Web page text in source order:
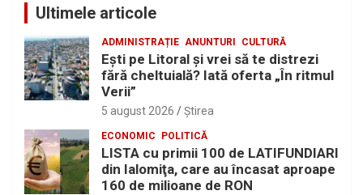
Ultimele articole
ADMINISTRAȚIE ANUNTURI CULTURĂ
Eşti pe Litoral şi vrei să te distrezi
fără cheltuială? Iată oferta „În ritmul
Verii”
5 august 2026 Ştirea
ECONOMIC POLITICĂ
LISTA cu primii 100 de LATIFUNDIARI
din Ialomiţa, care au încasat aproape
160 de milioane de RON